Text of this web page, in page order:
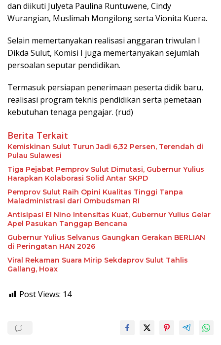
dan diikuti Julyeta Paulina Runtuwene, Cindy
Wurangian, Muslimah Mongilong serta Vionita Kuera.
Selain memertanyakan realisasi anggaran triwulan I
Dikda Sulut, Komisi I juga memertanyakan sejumlah
persoalan seputar pendidikan.
Termasuk persiapan penerimaan peserta didik baru,
realisasi program teknis pendidikan serta pemetaan
kebutuhan tenaga pengajar. (rud)
Berita Terkait
Kemiskinan Sulut Turun Jadi 6,32 Persen, Terendah di
Pulau Sulawesi
Tiga Pejabat Pemprov Sulut Dimutasi, Gubernur Yulius
Harapkan Kolaborasi Solid Antar SKPD
Pemprov Sulut Raih Opini Kualitas Tinggi Tanpa
Maladministrasi dari Ombudsman RI
Antisipasi El Nino Intensitas Kuat, Gubernur Yulius Gelar
Apel Pasukan Tanggap Bencana
Gubernur Yulius Selvanus Gaungkan Gerakan BERLIAN
di Peringatan HAN 2026
Viral Rekaman Suara Mirip Sekdaprov Sulut Tahlis
Gallang, Hoax
Post Views: 14